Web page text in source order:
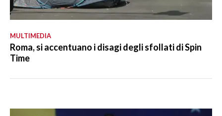
MULTIMEDIA
Roma, si accentuano i disagi degli sfollati di Spin
Time